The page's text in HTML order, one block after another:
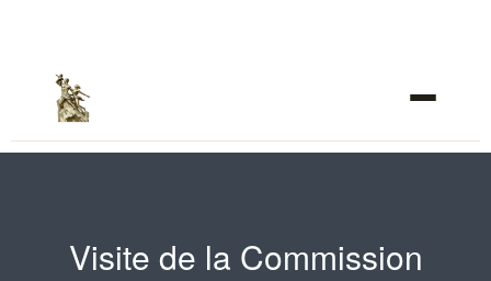
Visite de la Commission